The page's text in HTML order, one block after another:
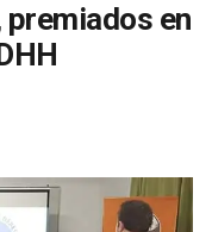
premiados en